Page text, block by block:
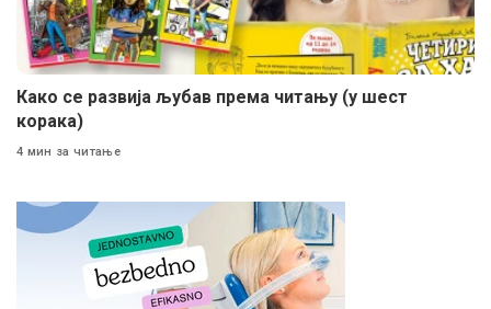
Како се развија љубав према читању (у шест
корака)
4 мин за читање